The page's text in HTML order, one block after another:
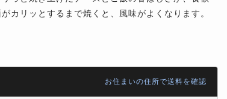
カリッとするまで焼くと、風味がよくなります。
お住まいの住所で送料を確認